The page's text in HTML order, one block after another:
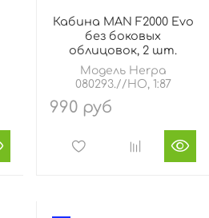
Кабина MAN F2000 Evo
без боковых
облицовок, 2 шт.
Модель Herpa
080293.//HO, 1:87
990 руб